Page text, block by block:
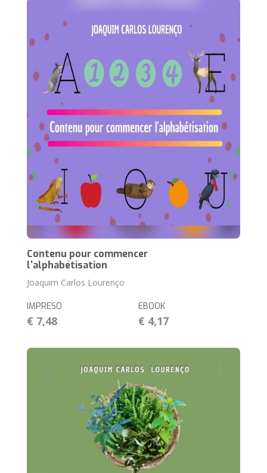
Contenu pour commencer
l'alphabétisation
Joaquim Carlos Lourenço
IMPRESO
€ 7,48
EBOOK
€ 4,17